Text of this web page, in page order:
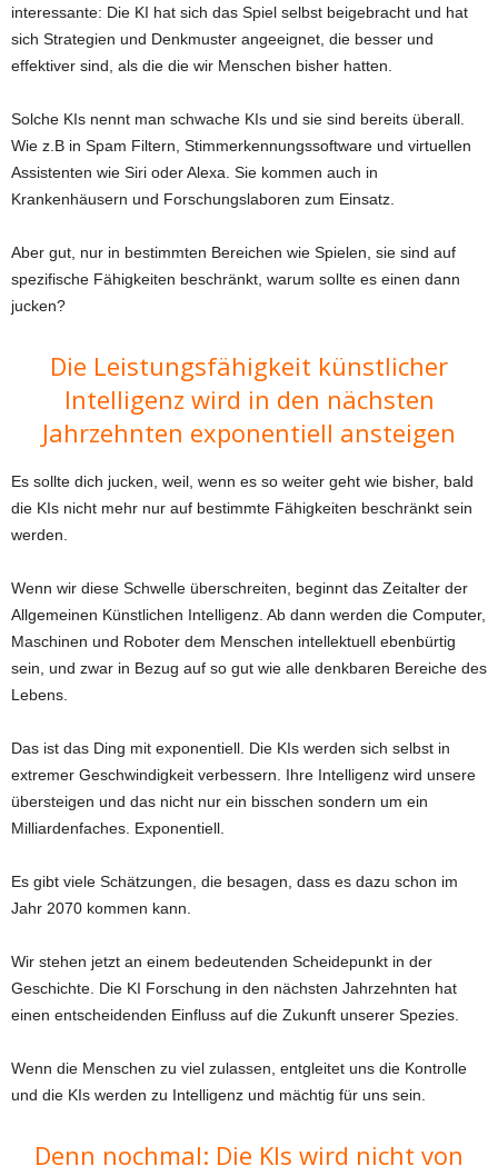
interessante: Die KI hat sich das Spiel selbst beigebracht und hat
sich Strategien und Denkmuster angeeignet, die besser und
effektiver sind, als die die wir Menschen bisher hatten.
Solche KIs nennt man schwache KIs und sie sind bereits überall.
Wie z.B in Spam Filtern, Stimmerkennungssoftware und virtuellen
Assistenten wie Siri oder Alexa. Sie kommen auch in
Krankenhäusern und Forschungslaboren zum Einsatz.
Aber gut, nur in bestimmten Bereichen wie Spielen, sie sind auf
spezifische Fähigkeiten beschränkt, warum sollte es einen dann
jucken?
Die Leistungsfähigkeit künstlicher
Intelligenz wird in den nächsten
Jahrzehnten exponentiell ansteigen
Es sollte dich jucken, weil, wenn es so weiter geht wie bisher, bald
die KIs nicht mehr nur auf bestimmte Fähigkeiten beschränkt sein
werden.
Wenn wir diese Schwelle überschreiten, beginnt das Zeitalter der
Allgemeinen Künstlichen Intelligenz. Ab dann werden die Computer,
Maschinen und Roboter dem Menschen intellektuell ebenbürtig
sein, und zwar in Bezug auf so gut wie alle denkbaren Bereiche des
Lebens.
Das ist das Ding mit exponentiell. Die KIs werden sich selbst in
extremer Geschwindigkeit verbessern. Ihre Intelligenz wird unsere
übersteigen und das nicht nur ein bisschen sondern um ein
Milliardenfaches. Exponentiell.
Es gibt viele Schätzungen, die besagen, dass es dazu schon im
Jahr 2070 kommen kann.
Wir stehen jetzt an einem bedeutenden Scheidepunkt in der
Geschichte. Die KI Forschung in den nächsten Jahrzehnten hat
einen entscheidenden Einfluss auf die Zukunft unserer Spezies.
Wenn die Menschen zu viel zulassen, entgleitet uns die Kontrolle
und die KIs werden zu Intelligenz und mächtig für uns sein.
Denn nochmal: Die KIs wird nicht von